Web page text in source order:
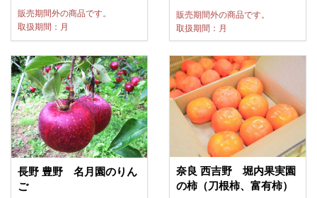
販売期間外の商品です。
取扱期間：月
販売期間外の商品です。
取扱期間：月
長野 豊野 名月園のりん
ご
奈良 西吉野 堀内果実園
の柿（刀根柿、富有柿）